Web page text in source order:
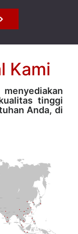
Kami
tinggi
Anda, di